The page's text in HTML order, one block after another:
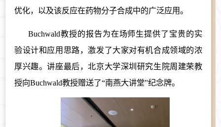
优化，以及该反应在药物分子合成中的广泛应用。
Buchwald教授的报告为在场师生提供了宝贵的实
验设计和应用思路，激发了大家对有机合成领域的浓
厚兴趣。讲座最后，北京大学深圳研究生院周建荣教
授向Buchwald教授赠送了“南燕大讲堂”纪念牌。